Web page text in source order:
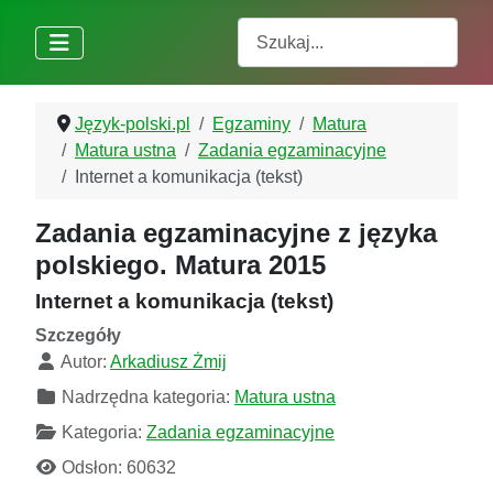
Język-polski.pl Egzaminy
Matura
Matura ustna
Zadania egzaminacyjne
Internet a komunikacja (tekst)
Zadania egzaminacyjne z języka
polskiego. Matura 2015
Internet a komunikacja (tekst)
Szczegóły
Autor: Arkadiusz Żmij
Nadrzędna kategoria: Matura ustna
Kategoria: Zadania egzaminacyjne
Odsłon: 60632